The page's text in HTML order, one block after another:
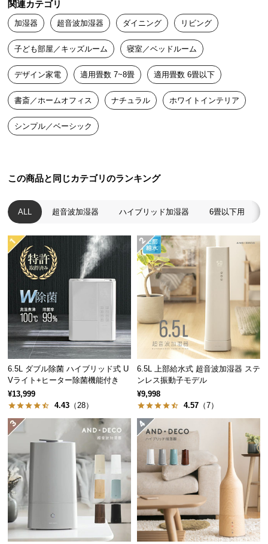
送
料
つ
い
て
大
型
商
配
に
つ
て
中
商
品
の
配
送
に
つ
い
て
型
商
品
の
配
送
関連カテゴリ
加湿器 超音波加湿器 ダイニング リビング
子ども部屋／キッズルーム 寝室／ベッドルーム
デザイン家電 適用畳数 7~8畳 適用畳数 6畳以下
書斎／ホームオフィス ナチュラル ホワイトインテリア
シンプル／ベーシック
この商品と同じカテゴリのランキング
ALL 超音波加湿器 ハイブリッド加湿器 6畳以下用
6.5L ダブル除菌 ハイブリッド式 U
Vライト+ヒーター除菌機能付き
¥13,999
4.43 （28）
6.5L 上部給水式 超音波加湿器 ステ
ンレス振動子モデル
¥9,998
4.57 （7）